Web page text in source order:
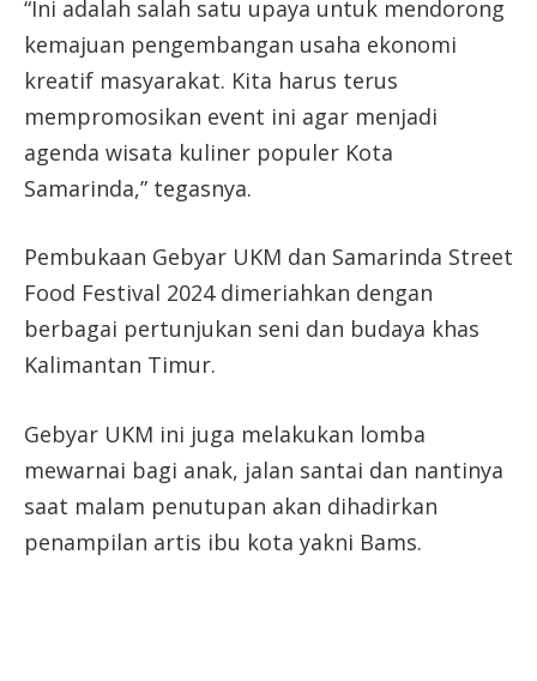
“Ini adalah salah satu upaya untuk mendorong
kemajuan pengembangan usaha ekonomi
kreatif masyarakat. Kita harus terus
mempromosikan event ini agar menjadi
agenda wisata kuliner populer Kota
Samarinda,” tegasnya.
Pembukaan Gebyar UKM dan Samarinda Street
Food Festival 2024 dimeriahkan dengan
berbagai pertunjukan seni dan budaya khas
Kalimantan Timur.
Gebyar UKM ini juga melakukan lomba
mewarnai bagi anak, jalan santai dan nantinya
saat malam penutupan akan dihadirkan
penampilan artis ibu kota yakni Bams.